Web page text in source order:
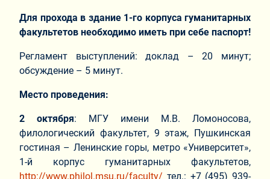
Для прохода в здание 1-го корпуса гуманитарных
факультетов необходимо иметь при себе паспорт!
Регламент выступлений: доклад – 20 минут;
обсуждение – 5 минут.
Место проведения:
2 октября: МГУ имени М.В. Ломоносова,
филологический факультет, 9 этаж, Пушкинская
гостиная – Ленинские горы, метро «Университет»,
1-й корпус гуманитарных факультетов,
http://www.philol.msu.ru/faculty/ тел.: +7 (495) 939-